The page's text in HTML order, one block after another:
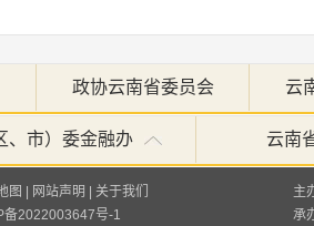
政协云南省委员会 云
、市）委金融办 云南
图 网站声明
关于我们
备2022003647号-1
主
承